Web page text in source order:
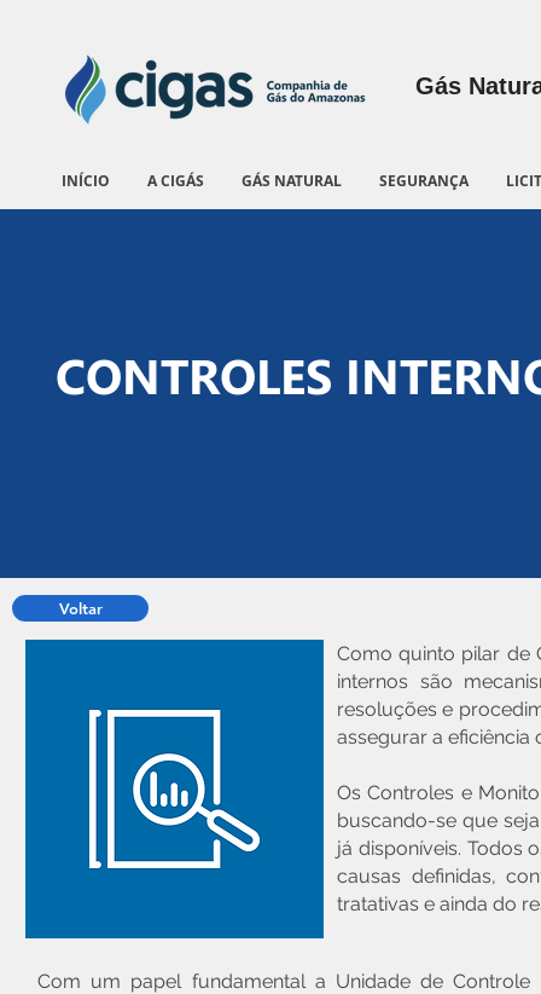
Gás
INÍCIO A CIGÁS GÁS NATURAL SEGURANÇA
CONTROLES
Voltar
Como quinto pilar de
internos são
resoluções e
assegurar a eficiência
Os Controles e
buscando-se que
já disponíveis. Todos
causas definidas,
tratativas e ainda do
Com um papel fundamental a Unidade de Controle